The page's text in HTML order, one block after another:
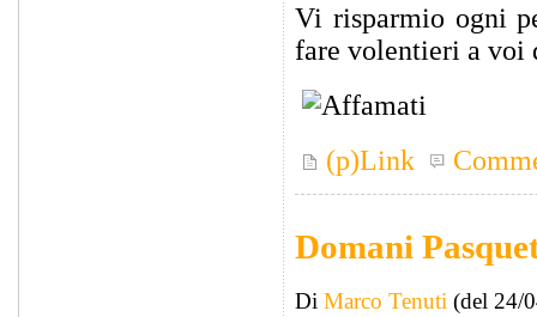
Vi risparmio ogni
fare volentieri a voi
(p)Link
Domani
Di Marco Tenuti (del 24/